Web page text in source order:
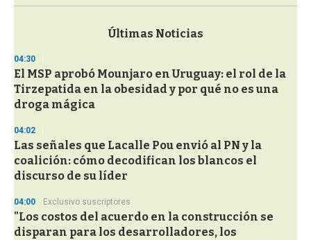
s
d
s
o
f
3
s
e
c
o
n
s
Últimas Noticias
04:30
El MSP aprobó Mounjaro en Uruguay: el rol de la
Tirzepatida en la obesidad y por qué no es una
droga mágica
04:02
Las señales que Lacalle Pou envió al PN y la
coalición: cómo decodifican los blancos el
discurso de su líder
04:00 Exclusivo suscriptores
"Los costos del acuerdo en la construcción se
disparan para los desarrolladores, los